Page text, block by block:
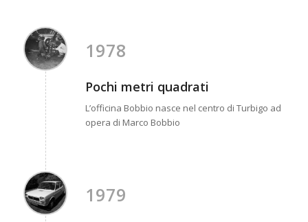
1978
Pochi metri quadrati
L’officina Bobbio nasce nel centro di Turbigo ad
opera di Marco Bobbio
1979